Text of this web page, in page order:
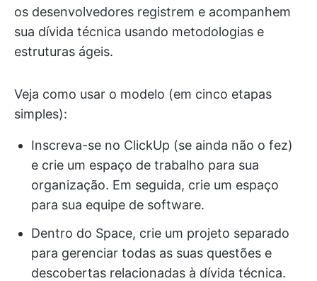
os desenvolvedores registrem e acompanhem
sua dívida técnica usando metodologias e
estruturas ágeis.
Veja como usar o modelo (em cinco etapas
simples):
Inscreva-se no ClickUp (se ainda não o fez)
e crie um espaço de trabalho para sua
organização. Em seguida, crie um espaço
para sua equipe de software.
Dentro do Space, crie um projeto separado
para gerenciar todas as suas questões e
descobertas relacionadas à dívida técnica.